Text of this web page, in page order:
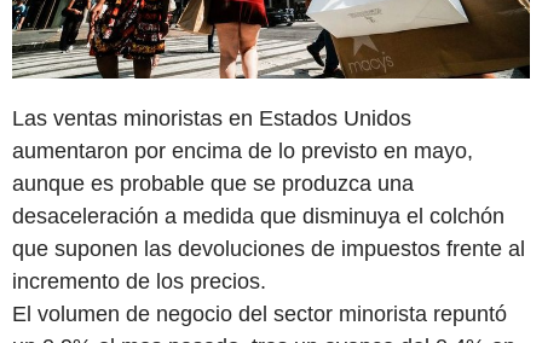
Las ventas minoristas en Estados Unidos
aumentaron por encima de lo previsto en mayo,
aunque es probable que se produzca una
desaceleración a medida que disminuya el colchón
que suponen las devoluciones de impuestos frente al
incremento de los precios.
El volumen de negocio del sector minorista repuntó